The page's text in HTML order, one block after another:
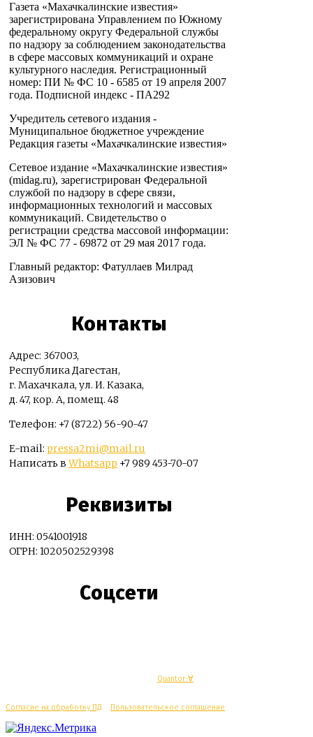
Газета «Махачкалинские известия»
зарегистрирована Управлением по Южному
федеральному округу Федеральной службы
по надзору за соблюдением законодательства
в сфере массовых коммуникаций и охране
культурного наследия. Регистрационный
номер: ПИ № ФС 10 - 6585 от 19 апреля 2007
года. Подписной индекс - ПА292
Учредитель сетевого издания -
Муниципальное бюджетное учреждение
Редакция газеты «Махачкалинские известия»
Сетевое издание «Махачкалинские известия»
(midag.ru), зарегистрирован Федеральной
службой по надзору в сфере связи,
информационных технологий и массовых
коммуникаций. Свидетельство о
регистрации средства массовой информации:
ЭЛ № ФС 77 - 69872 от 29 мая 2017 года.
Главный редактор: Фатуллаев Милрад
Азизович
Контакты
Адрес: 367003,
Республика Дагестан,
г. Махачкала, ул. И. Казака,
д. 47, кор. А, помещ. 48
Телефон: +7 (8722) 56-90-47
E-mail: pressa2mi@mail.ru
Написать вWhatsapp +7 989 453-70-07
Реквизиты
ИНН: 0541001918
ОГРН: 1020502529398
Соцсети
Quantor-∀
Согласие на обработку ПД Пользовательское соглашение